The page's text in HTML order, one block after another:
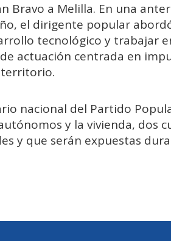
Bravo a Melilla. En una
el dirigente popular
tecnológico y trabajar
actuación centrada en
territorio.
nacional del Partido
y la vivienda, dos
y que serán expuestas